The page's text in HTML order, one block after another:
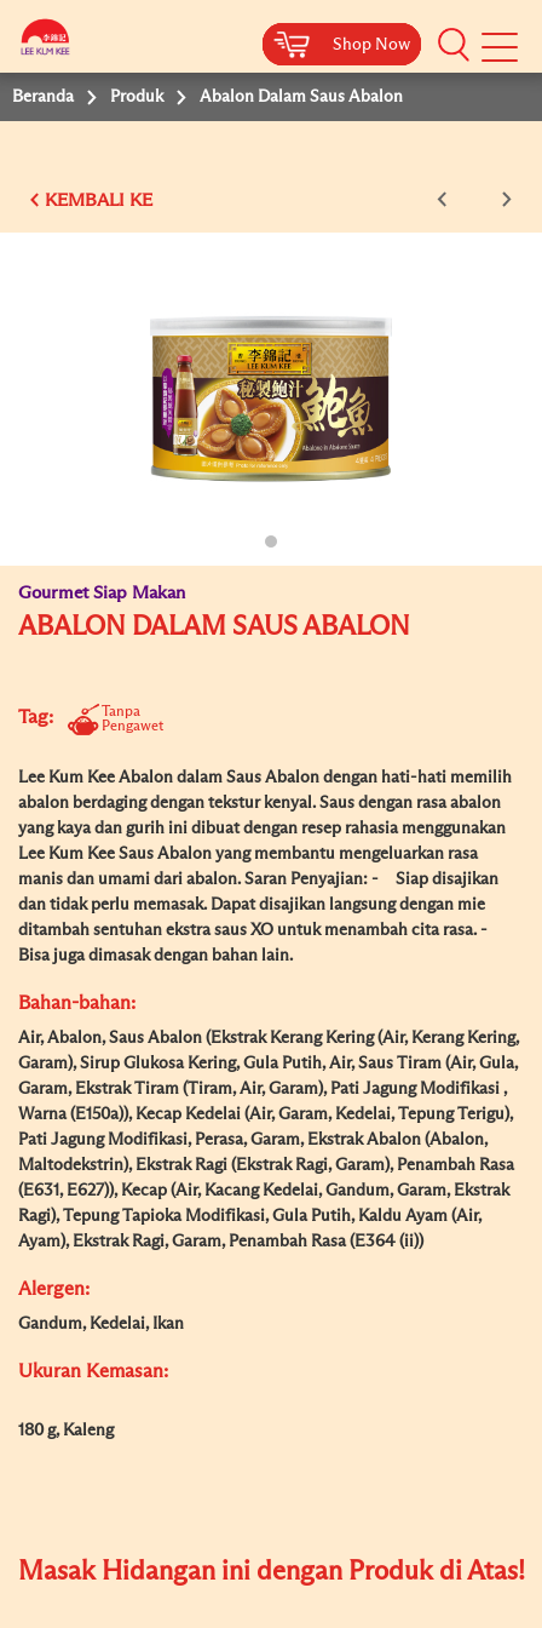
Shop Now
Shop Now
Shop Now
Shop Now
Shop Now
Beranda Produk Abalon Dalam Saus Abalon
KEMBALI KE
Gourmet Siap Makan
ABALON DALAM SAUS ABALON
Tag:
Tanpa
Pengawet
Lee Kum Kee Abalon dalam Saus Abalon dengan hati-hati memilih
abalon berdaging dengan tekstur kenyal. Saus dengan rasa abalon
yang kaya dan gurih ini dibuat dengan resep rahasia menggunakan
Lee Kum Kee Saus Abalon yang membantu mengeluarkan rasa
manis dan umami dari abalon. Saran Penyajian: - Siap disajikan
dan tidak perlu memasak. Dapat disajikan langsung dengan mie
ditambah sentuhan ekstra saus XO untuk menambah cita rasa. -
Bisa juga dimasak dengan bahan lain.
Bahan-bahan:
Air, Abalon, Saus Abalon (Ekstrak Kerang Kering (Air, Kerang Kering,
Garam), Sirup Glukosa Kering, Gula Putih, Air, Saus Tiram (Air, Gula,
Garam, Ekstrak Tiram (Tiram, Air, Garam), Pati Jagung Modifikasi ,
Warna (E150a)), Kecap Kedelai (Air, Garam, Kedelai, Tepung Terigu),
Pati Jagung Modifikasi, Perasa, Garam, Ekstrak Abalon (Abalon,
Maltodekstrin), Ekstrak Ragi (Ekstrak Ragi, Garam), Penambah Rasa
(E631, E627)), Kecap (Air, Kacang Kedelai, Gandum, Garam, Ekstrak
Ragi), Tepung Tapioka Modifikasi, Gula Putih, Kaldu Ayam (Air,
Ayam), Ekstrak Ragi, Garam, Penambah Rasa (E364 (ii))
Alergen:
Gandum, Kedelai, Ikan
Ukuran Kemasan:
180 g, Kaleng
Masak Hidangan ini dengan Produk di Atas!